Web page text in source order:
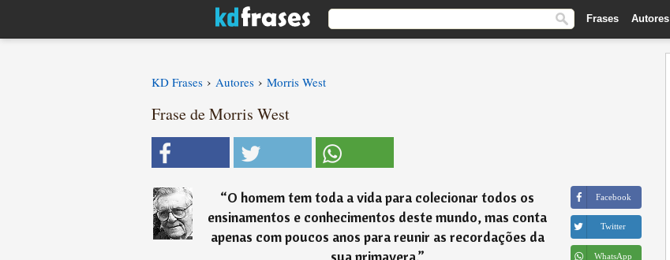
Frases Autores
KD Frases › Autores › Morris West
Frase de Morris West
“O homem tem toda a vida para colecionar todos os
ensinamentos e conhecimentos deste mundo, mas conta
apenas com poucos anos para reunir as recordações da
Facebook
Twitter
WhatsApp